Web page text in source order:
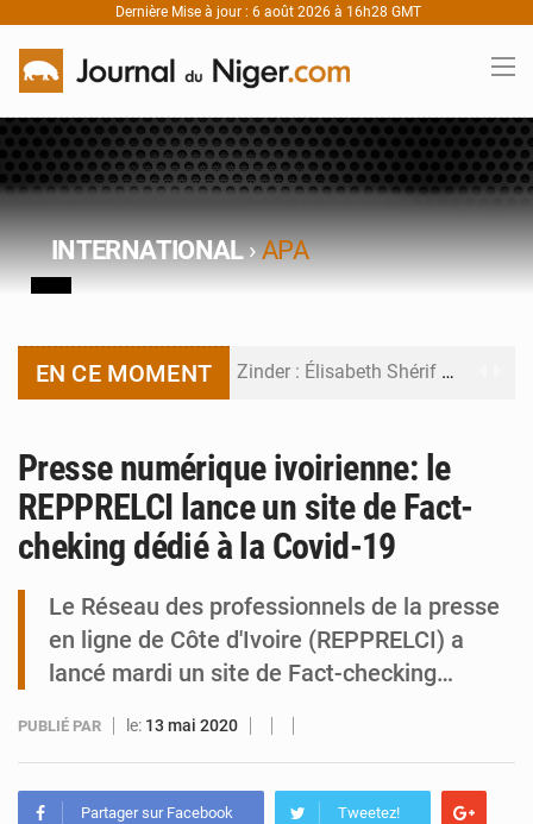
Dernière Mise à jour : 6 août 2026 à 16h28 GMT
INTERNATIONAL›APA
EN CE MOMENT Zinder : Élisabeth Shérif visite l’école Birni Garçon
Niger : Bilan à mi-parcours du Programme de Refondation
Presse numérique ivoirienne: le
REPPRELCI lance un site de Fact-
cheking dédié à la Covid-19
Le Réseau des professionnels de la presse
en ligne de Côte d'Ivoire (REPPRELCI) a
lancé mardi un site de Fact-checking…
PUBLIÉ PAR le: 13 mai 2020
Partager sur Facebook Tweetez!